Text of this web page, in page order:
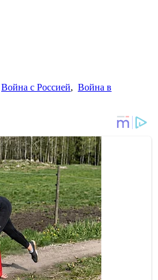
Война с Россией, Война в